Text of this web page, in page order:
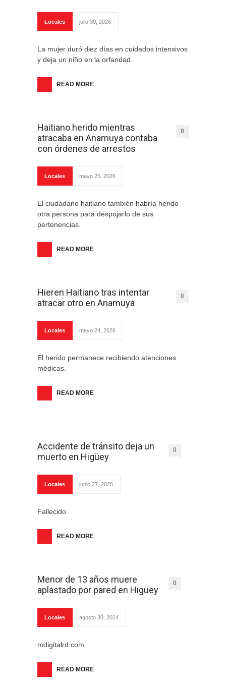
Locales julio 30, 2026
La mujer duró diez días en cuidados intensivos
y deja un niño en la orfandad.
READ MORE
Haitiano herido mientras
atracaba en Anamuya contaba
con órdenes de arrestos
0
Locales mayo 25, 2026
El ciudadano haitiano también habría herido
otra persona para despojarlo de sus
pertenencias.
READ MORE
Hieren Haitiano tras intentar
atracar otro en Anamuya
0
Locales mayo 24, 2026
El herido permanece recibiendo atenciones
médicas.
READ MORE
Accidente de tránsito deja un
muerto en Higüey
0
Locales junio 27, 2025
Fallecido
READ MORE
Menor de 13 años muere
aplastado por pared en Higüey
0
Locales agosto 30, 2024
mdigitalrd.com
READ MORE